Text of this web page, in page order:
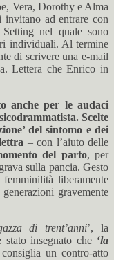
Vera, Dorothy e Alma
ad entrare con
nel quale sono
individuali. Al termine
di scrivere una e-mail
Lettera che Enrico in
anche per le audaci
Scelte
del sintomo e dei
– con l’aiuto delle
del parto, per
sulla pancia. Gesto
liberamente
gravemente
di trent’anni’, la
insegnato che ‘la
un contro-atto